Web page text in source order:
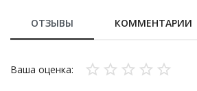
ОТЗЫВЫ КОММЕНТАРИИ
Ваша оценка: